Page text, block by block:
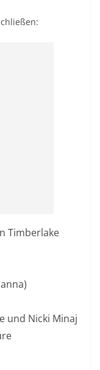
Timberlake
und Nicki Minaj